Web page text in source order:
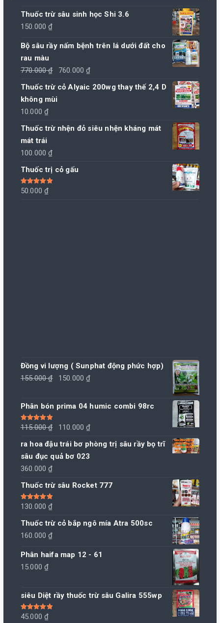
Thuốc trừ sâu sinh học Shi 3.6
150.000₫
Bộ sâu rầy nấm bệnh trên lá dưới đất cho
rau màu
770.000₫
Giá
gốc
là:
760.000₫
hiện
Thuốc trừ cỏ Alyaic 200wg thay thế 2,4 D
không mùi
10.000₫
Thuốc trừ nhện đỏ siêu nhện kháng mát
mát trái
100.000₫
Thuốc trị cỏ gấu
Được xếp
hạng 5.005
50.000₫
Đồng vi lượng ( Sunphat động phức hợp)
155.000₫
Giá
150.000₫
Phân bón prima 04 humic combi 98rc
Được xếp
5
115.000₫
Giá
gốc
là:
110.000₫
hiện
ra hoa đậu trái bơ phòng trị sâu rầy bọ trĩ
sâu đục quả bơ 023
360.000₫
Thuốc trừ sâu Rocket 777
Được xếp
5
130.000₫
Thuốc trừ cỏ bắp ngô mía Atra 500sc
160.000₫
Phân haifa map 12 - 61
15.000₫
siêu Diệt rầy thuốc trừ sâu Galira 555wp
Được xếp
hạng 5.005
45.000₫